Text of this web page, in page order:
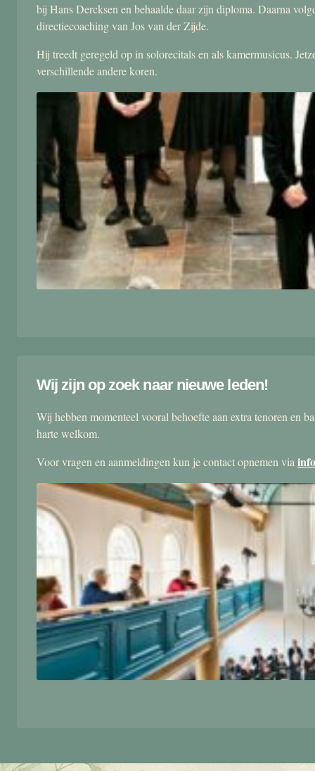
bij Hans Dercksen en behaalde daar zijn diploma. Daarna
directiecoaching van Jos van der Zijde.
Hij treedt geregeld op in solorecitals en als kamermusicus.
verschillende andere koren.
Wij zijn op zoek naar nieuwe leden!
Wij hebben momenteel vooral behoefte aan extra tenoren en
harte welkom.
Voor vragen en aanmeldingen kun je contact opnemen via